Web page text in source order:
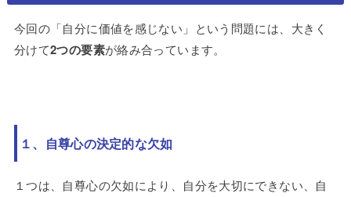
今回の「自分に価値を感じない」という問題には、大きく
分けて2つの要素が絡み合っています。
１、自尊心の決定的な欠如
１つは、自尊心の欠如により、自分を大切にできない、自